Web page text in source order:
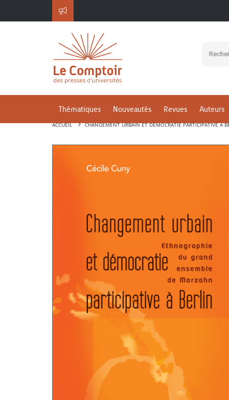
Thématiques Nouveautés Revues Auteurs
ACCUEIL CHANGEMENT URBAIN ET DÉMOCRATIE PARTICIPATIVE À